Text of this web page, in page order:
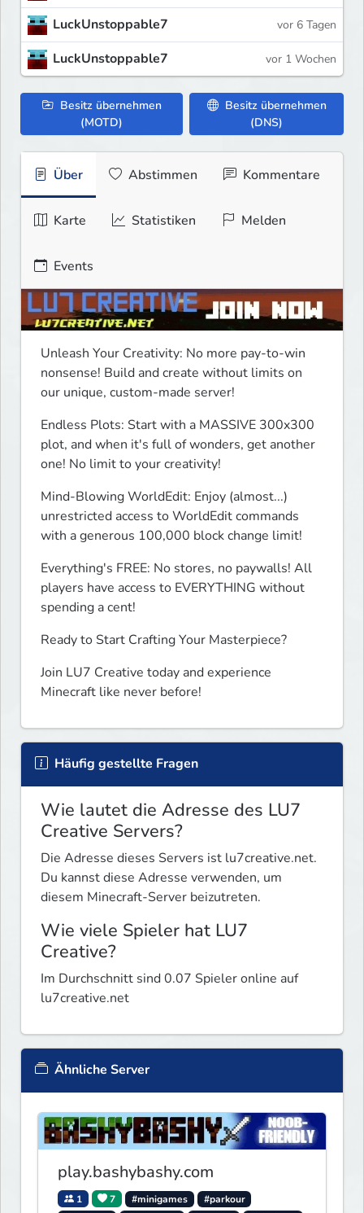
LuckUnstoppable7 vor 6 Tagen
LuckUnstoppable7 vor 1 Wochen
Besitz übernehmen
(MOTD)
Besitz übernehmen
(DNS)
Über Abstimmen Kommentare
Karte Statistiken Melden
Events
Unleash Your Creativity: No more pay-to-win
nonsense! Build and create without limits on
our unique, custom-made server!
Endless Plots: Start with a MASSIVE 300x300
plot, and when it's full of wonders, get another
one! No limit to your creativity!
Mind-Blowing WorldEdit: Enjoy (almost...)
unrestricted access to WorldEdit commands
with a generous 100,000 block change limit!
Everything's FREE: No stores, no paywalls! All
players have access to EVERYTHING without
spending a cent!
Ready to Start Crafting Your Masterpiece?
Join LU7 Creative today and experience
Minecraft like never before!
Häufig gestellte Fragen
Wie lautet die Adresse des LU7
Creative Servers?
Die Adresse dieses Servers ist lu7creative.net.
Du kannst diese Adresse verwenden, um
diesem Minecraft-Server beizutreten.
Wie viele Spieler hat LU7
Creative?
Im Durchschnitt sind 0.07 Spieler online auf
lu7creative.net
Ähnliche Server
play.bashybashy.com
1 7 #minigames
#parkour